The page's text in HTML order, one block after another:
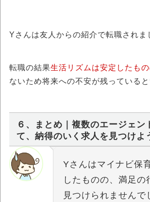
Yさんは友人からの紹介で転職されま
転職の結果生活リズムは安定したもの
ないため将来への不安が残っていると
６、まとめ｜複数のエージェン
て、納得のいく求人を見つけよ
Yさんはマイナビ保
したものの、満足の
見つけられません